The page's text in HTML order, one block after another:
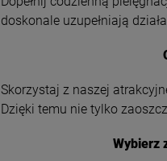
doskonale uzupełniają
Skorzystaj z naszej
Dzięki temu nie tylko
Wybierz